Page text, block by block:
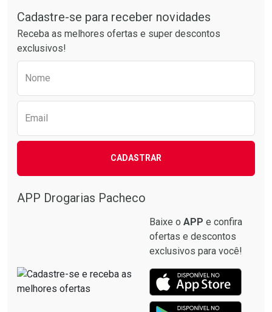
Laboratório
Comprar sem Desconto
Por R$ 87,99/cada
Por Menos
Comprar sem Desconto
Por R$ 87,99/cada
Laboratório
Comprar sem Desconto
Por R$ 137,94/cada
Por Menos
Comprar sem Desconto
Por R$ 137,94/cada
Cadastre-se para receber novidades
Receba as melhores ofertas e super descontos
exclusivos!
Preencha o formulário abaixo para
Nome
Email
CADASTRAR
APP Drogarias Pacheco
Baixe o APP e confira
ofertas e descontos
exclusivos para você!